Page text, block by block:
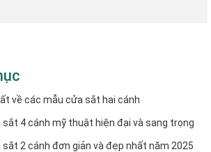
về các mẫu cửa sắt hai cánh
sắt 4 cánh mỹ thuật hiện đại và sang trọng
2 cánh đơn giản và đẹp nhất năm 2025